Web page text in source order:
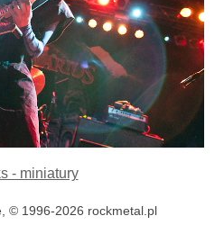
- miniatury
© 1996-2026 rockmetal.pl